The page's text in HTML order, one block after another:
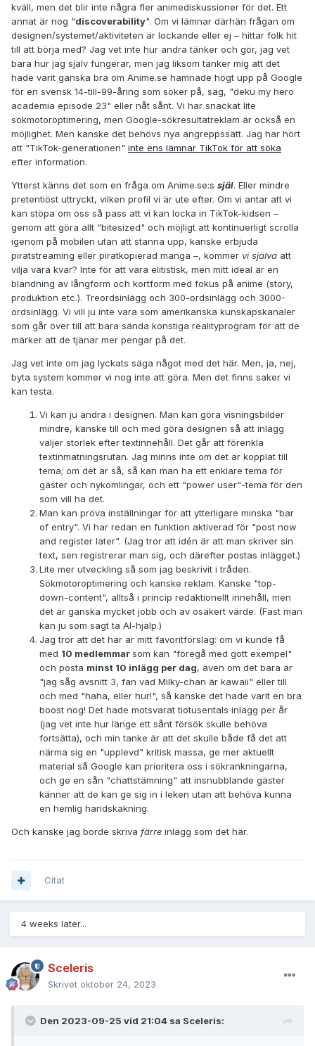
kväll, men det blir inte några fler animediskussioner för det. Ett
annat är nog "discoverability". Om vi lämnar därhän frågan om
designen/systemet/aktiviteten är lockande eller ej – hittar folk hit
till att börja med? Jag vet inte hur andra tänker och gör, jag vet
bara hur jag själv fungerar, men jag liksom tänker mig att det
hade varit ganska bra om Anime.se hamnade högt upp på Google
för en svensk 14-till-99-åring som söker på, säg, "deku my hero
academia episode 23" eller nåt sånt. Vi har snackat lite
sökmotoroptimering, men Google-sökresultatreklam är också en
möjlighet. Men kanske det behövs nya angreppssätt. Jag har hört
att "TikTok-generationen" inte ens lämnar TikTok för att söka
efter information.
Ytterst känns det som en fråga om Anime.se:s själ. Eller mindre
pretentiöst uttryckt, vilken profil vi är ute efter. Om vi antar att vi
kan stöpa om oss så pass att vi kan locka in TikTok-kidsen –
genom att göra allt "bitesized" och möjligt att kontinuerligt scrolla
igenom på mobilen utan att stanna upp, kanske erbjuda
piratstreaming eller piratkopierad manga –, kommer vi själva att
vilja vara kvar? Inte för att vara elitistisk, men mitt ideal är en
blandning av långform och kortform med fokus på anime (story,
produktion etc.). Treordsinlägg och 300-ordsinlägg och 3000-
ordsinlägg. Vi vill ju inte vara som amerikanska kunskapskanaler
som går över till att bara sända konstiga realityprogram för att de
märker att de tjänar mer pengar på det.
Jag vet inte om jag lyckats säga något med det här. Men, ja, nej,
byta system kommer vi nog inte att göra. Men det finns saker vi
kan testa.
Vi kan ju ändra i designen. Man kan göra visningsbilder
mindre, kanske till och med göra designen så att inlägg
väljer storlek efter textinnehåll. Det går att förenkla
textinmatningsrutan. Jag minns inte om det är kopplat till
tema; om det är så, så kan man ha ett enklare tema för
gäster och nykomlingar, och ett "power user"-tema för den
som vill ha det.
Man kan pröva inställningar för att ytterligare minska "bar
of entry". Vi har redan en funktion aktiverad för "post now
and register later". (Jag tror att idén är att man skriver sin
text, sen registrerar man sig, och därefter postas inlägget.)
Lite mer utveckling så som jag beskrivit i tråden.
Sökmotoroptimering och kanske reklam. Kanske "top-
down-content", alltså i princip redaktionellt innehåll, men
det är ganska mycket jobb och av osäkert värde. (Fast man
kan ju som sagt ta AI-hjälp.)
Jag tror att det här är mitt favoritförslag: om vi kunde få
med 10 medlemmarsom kan "föregå med gott exempel"
och posta minst 10 inlägg per dag, även om det bara är
"jag såg avsnitt 3, fan vad Milky-chan är kawaii" eller till
och med "haha, eller hur!", så kanske det hade varit en bra
boost nog! Det hade motsvarat tiotusentals inlägg per år
(jag vet inte hur länge ett sånt försök skulle behöva
fortsätta), och min tanke är att det skulle både få det att
närma sig en "upplevd" kritisk massa, ge mer aktuellt
material så Google kan prioritera oss i sökrankningarna,
och ge en sån "chattstämning" att insnubblande gäster
känner att de kan ge sig in i leken utan att behöva kunna
en hemlig handskakning.
Och kanske jag borde skriva färre inlägg som det här.
Citat
4 weeks later...
Sceleris
Skrivet oktober 24, 2023
Den 2023-09-25 vid 21:04 sa Sceleris: